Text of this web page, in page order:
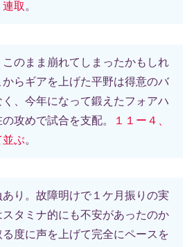
取 。
のまま崩れてしまったかもしれ
らギアを上げた平野は得意のバ
、今年になって鍛えたフォアハ
攻めで試合を支配。
１１ー４、
並ぶ。
り。故障明けで１ケ月振りの実
タミナ的にも不安があったのか
度に声を上げて完全にペースを